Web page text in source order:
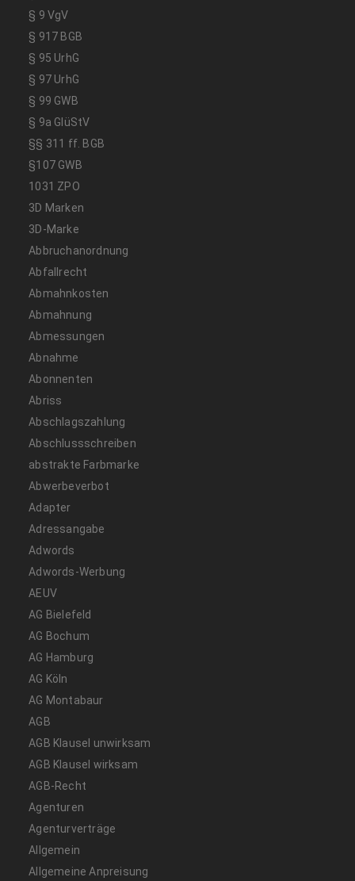
§ 9 VgV
§ 917 BGB
§ 95 UrhG
§ 97 UrhG
§ 99 GWB
§ 9a GlüStV
§§ 311 ff. BGB
§107 GWB
1031 ZPO
3D Marken
3D-Marke
Abbruchanordnung
Abfallrecht
Abmahnkosten
Abmahnung
Abmessungen
Abnahme
Abonnenten
Abriss
Abschlagszahlung
Abschlussschreiben
abstrakte Farbmarke
Abwerbeverbot
Adapter
Adressangabe
Adwords
Adwords-Werbung
AEUV
AG Bielefeld
AG Bochum
AG Hamburg
AG Köln
AG Montabaur
AGB
AGB Klausel unwirksam
AGB Klausel wirksam
AGB-Recht
Agenturen
Agenturverträge
Allgemein
Allgemeine Anpreisung